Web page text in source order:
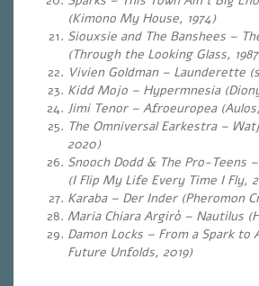
(Kimono My House, 1974)
Siouxsie and The Banshees –
(Through the Looking Glass,
Vivien Goldman – Launderette
Kidd Mojo – Hypermnesia
Jimi Tenor – Afroeuropea
The Omniversal Earkestra –
2020)
Snooch Dodd & The Pro-Teens
(I Flip My Life Every Time I Fly,
Karaba – Der Inder (Pheromon
Maria Chiara Argirò – Nautilus
Damon Locks – From a Spark to
Future Unfolds, 2019)